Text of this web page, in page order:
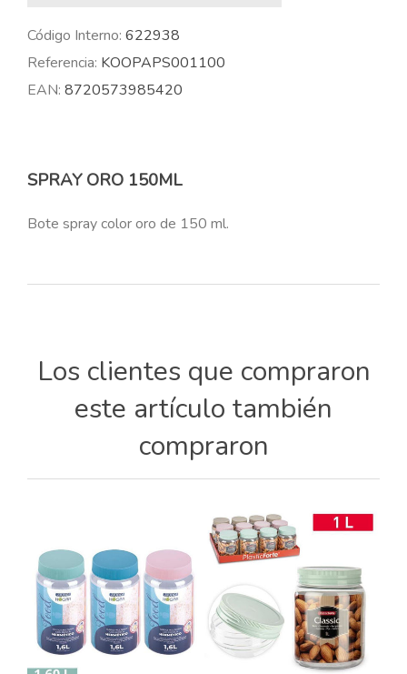
Código Interno: 622938
Referencia: KOOPAPS001100
EAN: 8720573985420
SPRAY ORO 150ML
Bote spray color oro de 150 ml.
Los clientes que compraron
este artículo también
compraron